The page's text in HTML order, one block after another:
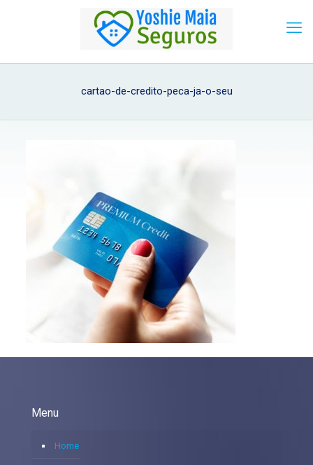
cartao-de-credito-peca-ja-o-seu
Menu
Home